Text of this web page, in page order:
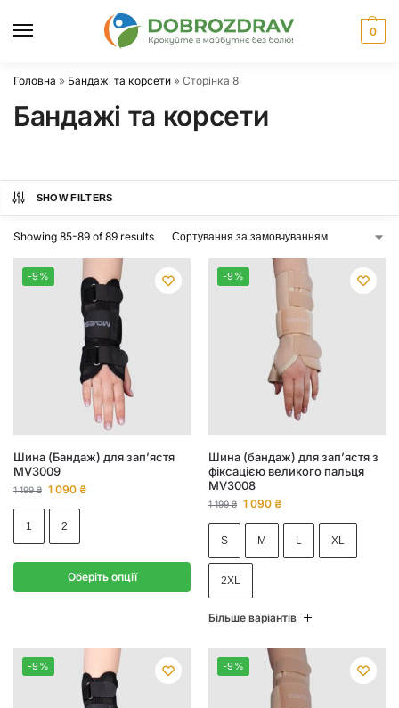
0
Головна » Бандажі та корсети » Сторінка 8
Бандажі та корсети
SHOW FILTERS
Showing 85-89 of 89 results
-9%
Шина (Бандаж) для зап’ястя
MV3009
1 199₴ 1 090 ₴
1 2
Оберіть опції
-9%
Шина (бандаж) для зап’ястя з
фіксацією великого пальця
MV3008
1 199₴ 1 090 ₴
S M L XL
2XL
Більше варіантів
-9% -9%